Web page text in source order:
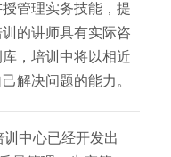
管理实务技能，提
的讲师具有实际咨
，培训中将以相近
解决问题的能力。
中心已经开发出